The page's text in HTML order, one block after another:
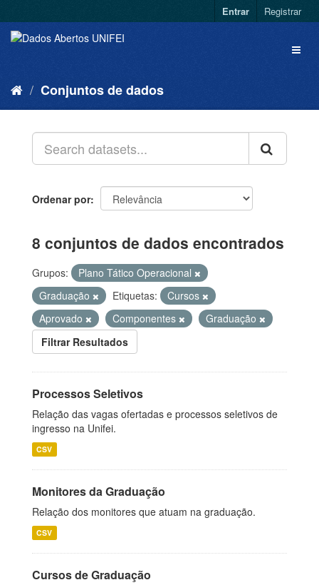
Entrar Registrar
Conjuntos de dados
Ordenar por
8 conjuntos de dados encontrados
Grupos:
Plano Tático Operacional
Graduação
Etiquetas:
Cursos
Aprovado
Componentes
Graduação
Filtrar Resultados
Processos Seletivos
Relação das vagas ofertadas e processos seletivos de
ingresso na Unifei.
CSV
Monitores da Graduação
Relação dos monitores que atuam na graduação.
CSV
Cursos de Graduação